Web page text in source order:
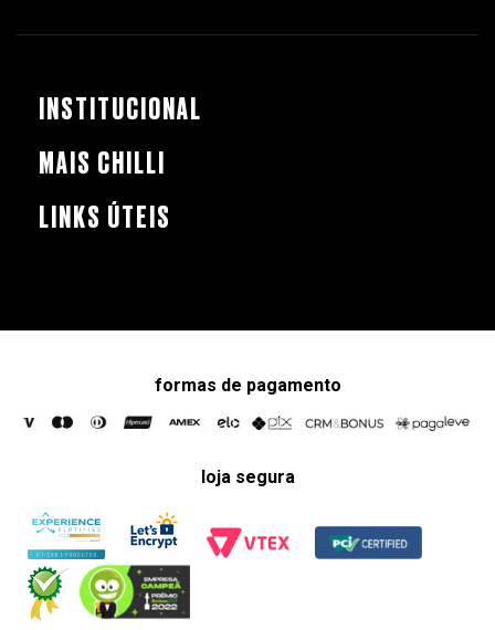
INSTITUCIONAL
MAIS CHILLI
LINKS ÚTEIS
formas de pagamento
loja segura